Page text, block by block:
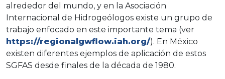
alrededor del mundo, y en la Asociación
Internacional de Hidrogeólogos existe un grupo de
trabajo enfocado en este importante tema (ver
https://regionalgwflow.iah.org/). En México
existen diferentes ejemplos de aplicación de estos
SGFAS desde finales de la década de 1980.